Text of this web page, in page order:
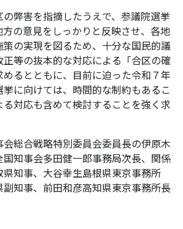
弊害を指摘したうえで、参議院選挙
の意見をしっかりと反映させ、各地
の実現を図るため、十分な国民的議
等の抜本的な対応による「合区の確
るとともに、目前に迫った令和７年
に向けては、時間的な制約もあるこ
る対応も含めて検討することを強く求
総合戦略特別委員会委員長の伊原木
知事会多田健一郎事務局次長、関係
知事、大谷幸生島根県東京事務所
知事、前田和彦高知県東京事務所長